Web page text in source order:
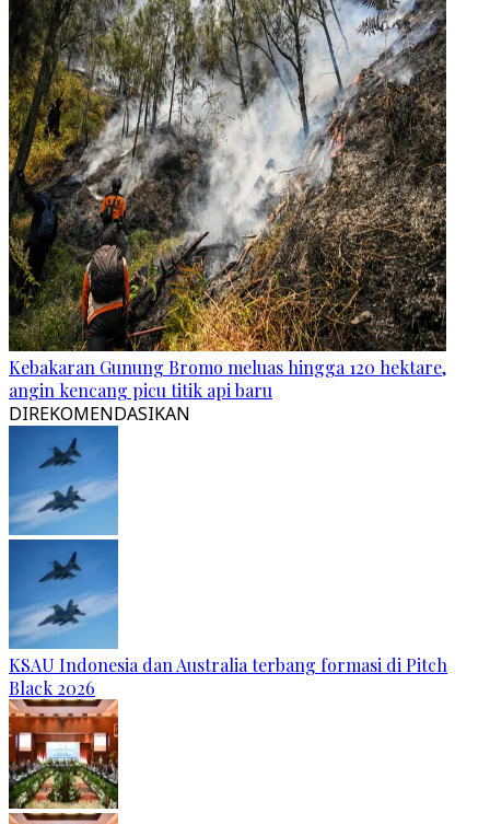
Kebakaran Gunung Bromo meluas hingga 120 hektare,
angin kencang picu titik api baru
DIREKOMENDASIKAN
KSAU Indonesia dan Australia terbang formasi di Pitch
Black 2026